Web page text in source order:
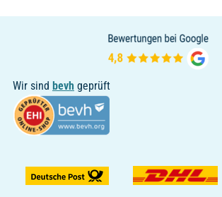
Wir sind bevh geprüft